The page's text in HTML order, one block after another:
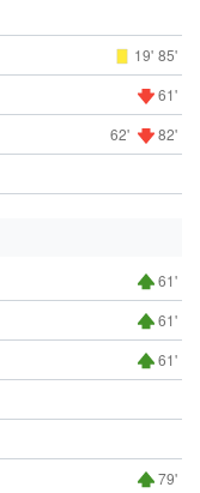
19' 85'
61'
62' 82'
61'
61'
61'
79'